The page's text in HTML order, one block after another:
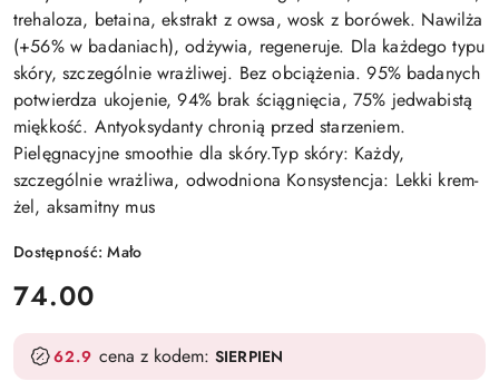
trehaloza, betaina, ekstrakt z owsa, wosk z borówek. Nawilża
(+56% w badaniach), odżywia, regeneruje. Dla każdego typu
skóry, szczególnie wrażliwej. Bez obciążenia. 95% badanych
potwierdza ukojenie, 94% brak ściągnięcia, 75% jedwabistą
miękkość. Antyoksydanty chronią przed starzeniem.
Pielęgnacyjne smoothie dla skóry.Typ skóry: Każdy,
szczególnie wrażliwa, odwodniona Konsystencja: Lekki krem-
żel, aksamitny mus
Dostępność:Mało
cena:
74.00
62.9 cena z kodem: SIERPIEN